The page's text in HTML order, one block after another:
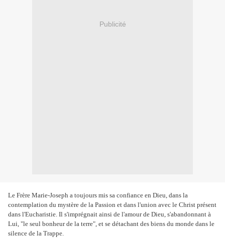
Publicité
Le Frère Marie-Joseph a toujours mis sa confiance en Dieu, dans la
contemplation du mystère de la Passion et dans l'union avec le Christ présent
dans l'Eucharistie. Il s'imprégnait ainsi de l'amour de Dieu, s'abandonnant à
Lui, "le seul bonheur de la terre", et se détachant des biens du monde dans le
silence de la Trappe.